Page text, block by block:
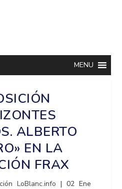
MENU
ALBERTO
EN LA
FRAX
LoBlanc.info | 02 Ene